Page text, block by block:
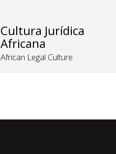
Cultura Jurídica
Africana
African Legal Culture